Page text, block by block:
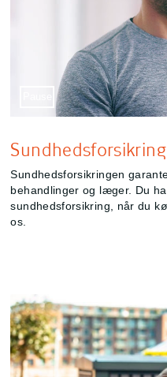
Sæt video på pause
Sundhedsforsikring
Sundhedsforsikringen
behandlinger og læger. Du
sundhedsforsikring, når du
os.